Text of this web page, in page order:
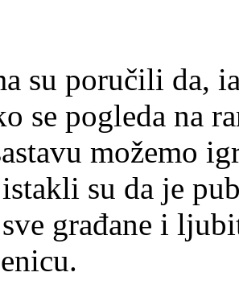
su poručili da,
se pogleda na
možemo
su da je
građane i